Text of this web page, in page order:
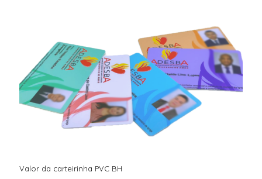
Valor da carteirinha PVC BH